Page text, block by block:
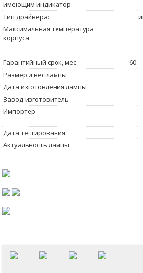
имеющим индикатор
Тип драйвера:
Максимальная температура
корпуса
Гарантийный срок, мес
60
Размер и вес лампы
Дата изготовления лампы
Завод-изготовитель
Импортер
Дата тестирования
Актуальность лампы